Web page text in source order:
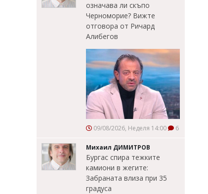
означава ли скъпо
Черноморие? Вижте
отговора от Ричард
Алибегов
09/08/2026, Неделя 14:00 6
Михаил ДИМИТРОВ
Бургас спира тежките
камиони в жегите:
Забраната влиза при 35
градуса